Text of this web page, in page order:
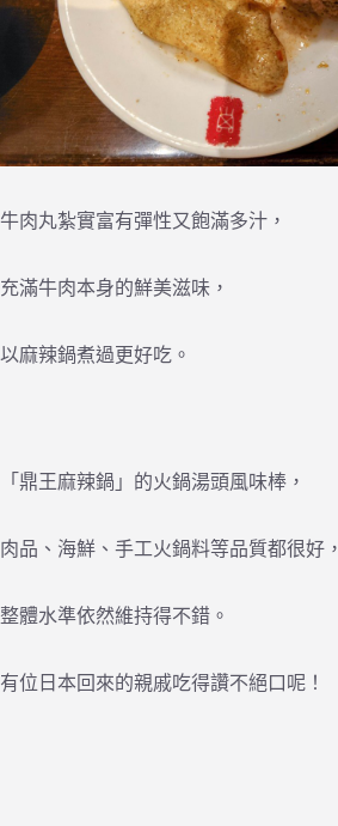
牛肉丸紮實富有彈性又飽滿多汁，
充滿牛肉本身的鮮美滋味，
以麻辣鍋煮過更好吃。
「鼎王麻辣鍋」的火鍋湯頭風味棒，
肉品、海鮮、手工火鍋料等品質都很好，
整體水準依然維持得不錯。
有位日本回來的親戚吃得讚不絕口呢！